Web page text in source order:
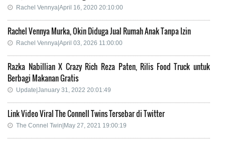
Rachel Vennya|April 16, 2020 20:10:00
Rachel Vennya Murka, Okin Diduga Jual Rumah Anak Tanpa Izin
Rachel Vennya|April 03, 2026 11:00:00
Razka Nabillian X Crazy Rich Reza Paten, Rilis Food Truck untuk
Berbagi Makanan Gratis
Update|January 31, 2022 20:01:49
Link Video Viral The Connell Twins Tersebar di Twitter
The Connel Twin|May 27, 2021 19:00:19